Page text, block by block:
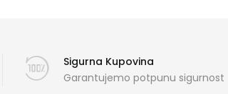
Sigurna Kupovina
Garantujemo potpunu sigurnost